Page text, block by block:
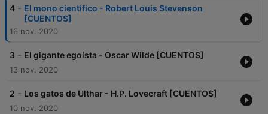
4 - El mono científico - Robert Louis Stevenson
[CUENTOS]
16 nov. 2020
3 - El gigante egoísta - Oscar Wilde [CUENTOS]
13 nov. 2020
2 - Los gatos de Ulthar - H.P. Lovecraft [CUENTOS]
10 nov. 2020